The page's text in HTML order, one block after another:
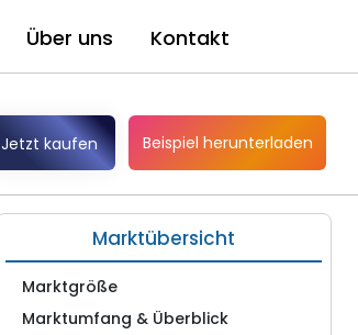
Über uns Kontakt
Jetzt kaufen Beispiel herunterladen
Marktübersicht
Marktgröße
Marktumfang & Überblick